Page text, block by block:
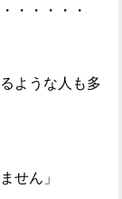
・・・・・
ような人も多
せん」